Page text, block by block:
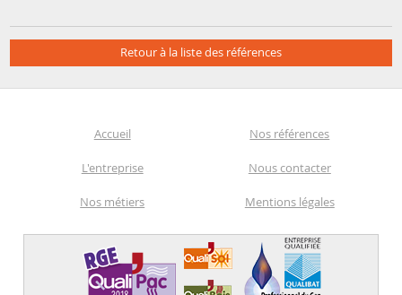
Retour à la liste des références
Accueil
L'entreprise
Nos métiers
Nos références
Nous contacter
Mentions légales